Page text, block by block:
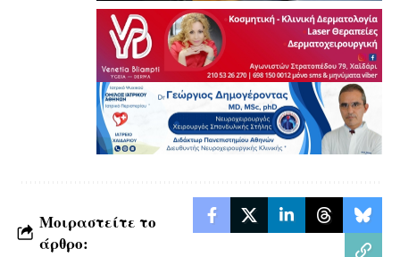
Μοιραστείτε το
άρθρο: